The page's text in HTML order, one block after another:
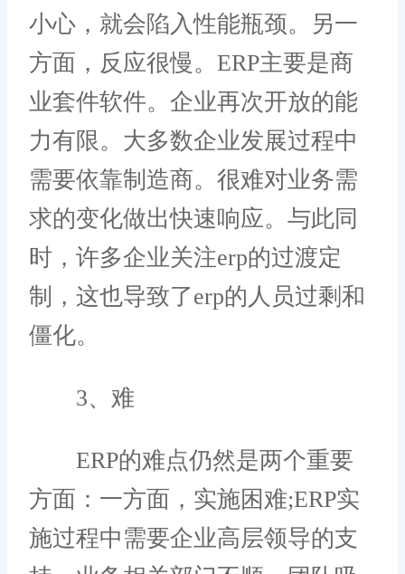
小心，就会陷入性能瓶颈。另一
方面，反应很慢。ERP主要是商
业套件软件。企业再次开放的能
力有限。大多数企业发展过程中
需要依靠制造商。很难对业务需
求的变化做出快速响应。与此同
时，许多企业关注erp的过渡定
制，这也导致了erp的人员过剩和
僵化。
3、难
ERP的难点仍然是两个重要
方面：一方面，实施困难;ERP实
施过程中需要企业高层领导的支